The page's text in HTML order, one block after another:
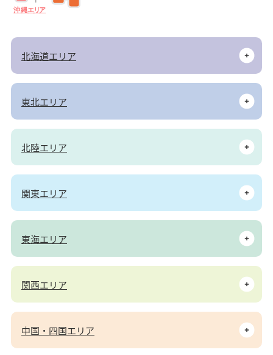
沖縄エリア
北海道エリア
東北エリア
北陸エリア
関東エリア
東海エリア
関西エリア
中国・四国エリア